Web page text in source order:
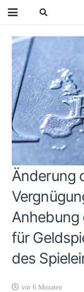
Änderung
Anhebung
für
des
vor 6 Monaten